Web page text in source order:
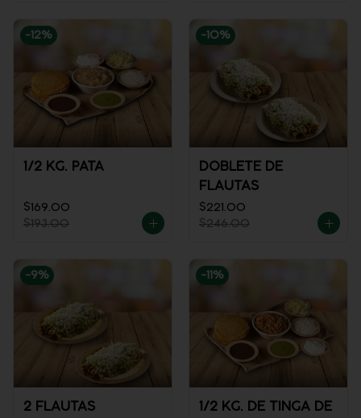
-12%
1/2 KG. PATA
$169.00
$193.00
-10%
DOBLETE DE
FLAUTAS
$221.00
$246.00
-9%
2 FLAUTAS
-11 %
1/2 KG. DE TINGA DE